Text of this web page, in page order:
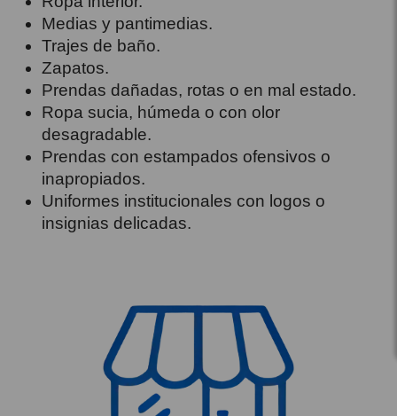
Medias y pantimedias.
Trajes de baño.
Zapatos.
Prendas dañadas, rotas o en mal estado.
Ropa sucia, húmeda o con olor
desagradable.
Prendas con estampados ofensivos o
inapropiados.
Uniformes institucionales con logos o
insignias delicadas.